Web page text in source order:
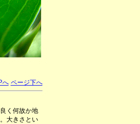
へ ページ下へ
く何故か地
大きさとい